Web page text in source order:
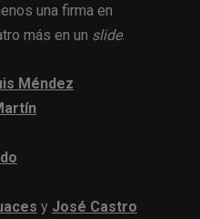
una firma en
más en un slide.
Méndez
y José Castro